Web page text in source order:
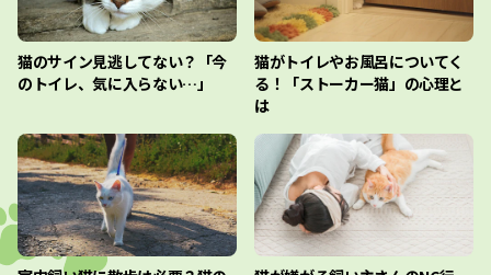
猫のサイン見逃してない？「今
のトイレ、気に入らない…」
猫がトイレやお風呂についてく
る！「ストーカー猫」の心理と
は